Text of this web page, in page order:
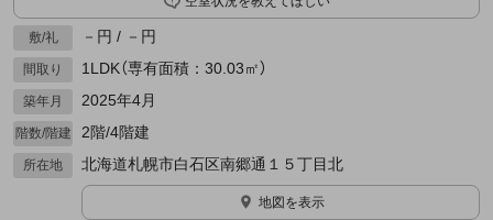
敷/礼 －円 / －円
間取り 1LDK（専有面積：30.03㎡）
築年月 2025年4月
階数/階建 2階/4階建
所在地 北海道札幌市白石区南郷通１５丁目北
地図を表示